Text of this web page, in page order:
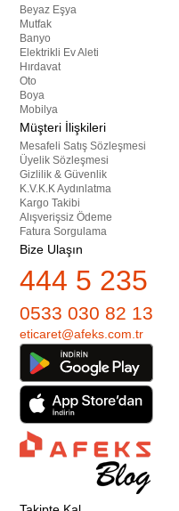
Beyaz Eşya
Mutfak
Banyo
Elektrikli Ev Aleti
Hırdavat
Oto
Boya
Mobilya
Müşteri İlişkileri
Mesafeli Satış Sözleşmesi
Üyelik Sözleşmesi
Gizlilik & Güvenlik
K.V.K.K Aydınlatma
Kargo Takibi
Alışverişsiz Ödeme
Fatura Sorgulama
Bize Ulaşın
444 5 235
0533 030 82 13
eticaret@afeks.com.tr